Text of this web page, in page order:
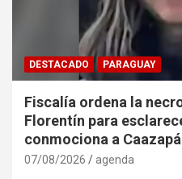
DESTACADO PARAGUAY
Fiscalía ordena la
Florentín para
conmociona a Caazapá
07/08/2026 agenda